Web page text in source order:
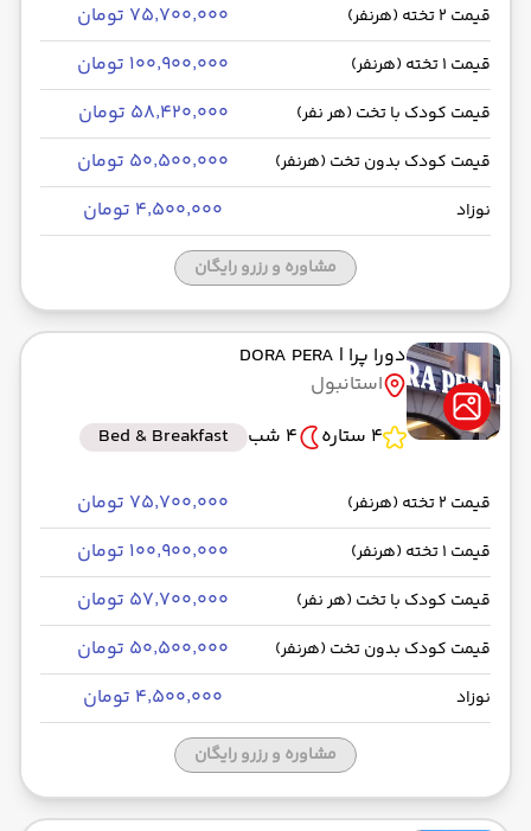
قیمت 2 تخته (هرنفر) ۷۵٬۷۰۰٬۰۰۰ تومان
قیمت 1 تخته (هرنفر) ۱۰۰٬۹۰۰٬۰۰۰ تومان
قیمت کودک با تخت (هر نفر) ۵۸٬۴۲۰٬۰۰۰ تومان
قیمت کودک بدون تخت (هرنفر) ۵۰٬۵۰۰٬۰۰۰ تومان
نوزاد ۴٬۵۰۰٬۰۰۰ تومان
مشاوره و رزرو رایگان
دورا پرا | DORA PERA
استانبول
4 ستاره
4 شب Bed & Breakfast
قیمت 2 تخته (هرنفر) ۷۵٬۷۰۰٬۰۰۰ تومان
قیمت 1 تخته (هرنفر) ۱۰۰٬۹۰۰٬۰۰۰ تومان
قیمت کودک با تخت (هر نفر) ۵۷٬۷۰۰٬۰۰۰ تومان
قیمت کودک بدون تخت (هرنفر) ۵۰٬۵۰۰٬۰۰۰ تومان
نوزاد ۴٬۵۰۰٬۰۰۰ تومان
مشاوره و رزرو رایگان